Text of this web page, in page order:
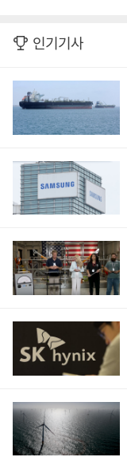
인기기사